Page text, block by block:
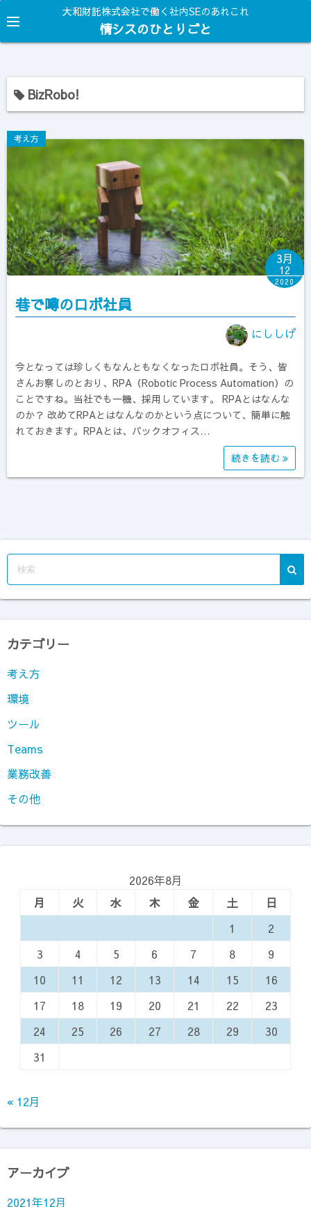
ン
テ
ツ
ス
キ
大和財託株式会社で働く社内SEのあれこれ
情シスのひとりごと
BizRobo!
考え方
3月
12
2020
巷で噂のロボ社員
にししげ
今となっては珍しくもなんともなくなったロボ社員。そう、皆
さんお察しのとおり、RPA（Robotic Process Automation）の
ことですね。当社でも一機、採用しています。 RPAとはなんな
のか？ 改めてRPAとはなんなのかという点について、簡単に触
れておきます。RPAとは、バックオフィス…
続きを読む
カテゴリー
考え方
環境
ツール
Teams
業務改善
その他
2026年8月
月
火 水 木 金 土
日
1
2
3
4 5 6 7 8
9
10
11 12 13 14 15
16
17
18 19 20 21 22
23
24
25 26 27 28 29
30
31
« 12月
アーカイブ
2021年12月